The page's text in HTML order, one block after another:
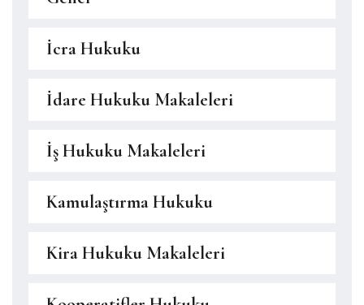
İcra Hukuku
İdare Hukuku Makaleleri
İş Hukuku Makaleleri
Kamulaştırma Hukuku
Kira Hukuku Makaleleri